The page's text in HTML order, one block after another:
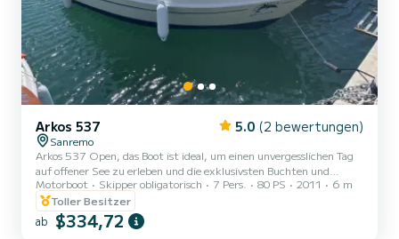
Arkos 537 5.0 (2 bewertungen)
Sanremo
Arkos 537 Open, das Boot ist ideal, um einen unvergesslichen Tag
auf offener See zu erleben und die exklusivsten Buchten und
schönsten Aussichten unserer Küste zu entdecken! Dank ihres
leistungsstarken Rumpfes und des 80 PS Motors (Führerschein
erforderlich) bietet dieses Boot die perfekte Kombination aus
Sicherheit, Geschwindigkeit und geringem Verbrauch und
Motorboot Skipper obligatorisch 7 Pers. 80 PS 2011
6 m
Toller Besitzer
ab $334,72